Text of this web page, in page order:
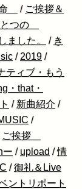
命 / ご挨拶＆
とつの
ました。 / き
/ 2019 /
ティブ・もう
・that・
/ 新曲紹介 /
/
ご挨拶
ー / upload /情
/御礼＆Live
ントリポート